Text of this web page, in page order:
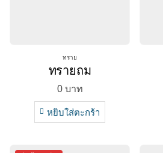
ทราย
ทรายถม
0 บาท
หยิบใส่ตะกร้า